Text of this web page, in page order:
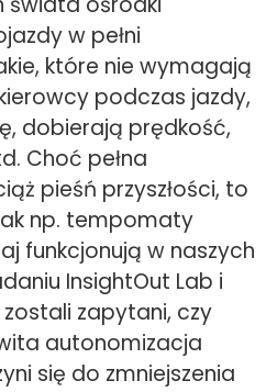
w pełni
które nie wymagają
podczas jazdy,
dobierają prędkość,
Choć pełna
pieśń przyszłości, to
np. tempomaty
funkcjonują w naszych
InsightOut Lab i
zapytani, czy
autonomizacja
się do zmniejszenia